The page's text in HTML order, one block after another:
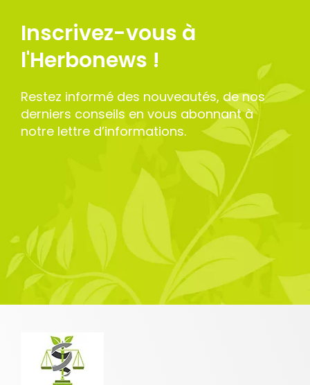
5 avis
Inscrivez-vous à
l'Herbonews !
Restez informé des nouveautés, de nos
derniers conseils en vous abonnant à
notre lettre d’informations.